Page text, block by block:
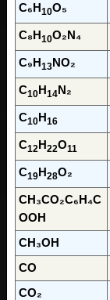
C₆H 10O₅
C₈H 10O₂N₄
C₉H 13NO₂
C10 H 14N₂
C10 H 16
C12 H 22O11
C19 H 28O₂
CH₃CO₂C₆H₄C
OOH
CH₃OH
CO
CO₂